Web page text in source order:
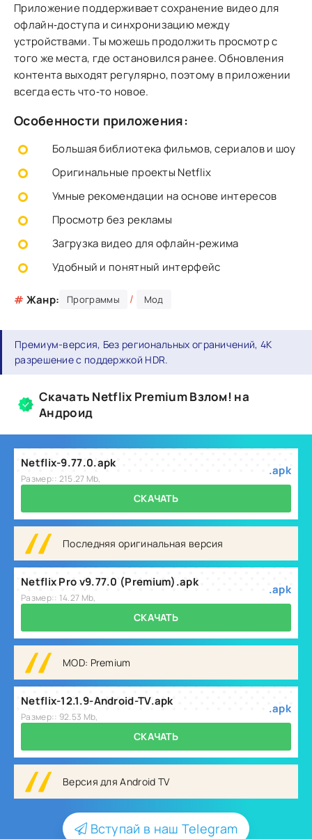
Приложение поддерживает сохранение видео для
офлайн‑доступа и синхронизацию между
устройствами. Ты можешь продолжить просмотр с
того же места, где остановился ранее. Обновления
контента выходят регулярно, поэтому в приложении
всегда есть что‑то новое.
Особенности приложения:
Большая библиотека фильмов, сериалов и шоу
Оригинальные проекты Netflix
Умные рекомендации на основе интересов
Просмотр без рекламы
Загрузка видео для офлайн‑режима
Удобный и понятный интерфейс
# Жанр: Программы / Мод
Премиум-версия, Без региональных ограничений, 4K
разрешение с поддержкой HDR.
Скачать Netflix Premium Взлом! на
Андроид
Netflix-9.77.0.apk
Размер:: 215.27 Mb,
.apk
СКАЧАТЬ
Последняя оригинальная версия
Netflix Pro v9.77.0 (Premium).apk
Размер:: 14.27 Mb,
.apk
СКАЧАТЬ
MOD: Premium
Netflix-12.1.9-Android-TV.apk
Размер:: 92.53 Mb,
.apk
СКАЧАТЬ
Версия для Android TV
Вступай в наш Telegram